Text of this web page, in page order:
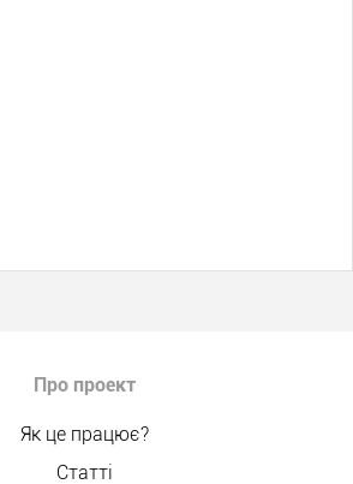
Про проект
Як це працює?
Статті